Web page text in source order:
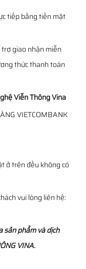
tiếp bằng tiền mặt
giao nhận miễn
thức thanh toán
Viễn Thông Vina
VIETCOMBANK
ở trên đều không có
vui lòng liên hệ:
sản phẩm và dịch
VINA.